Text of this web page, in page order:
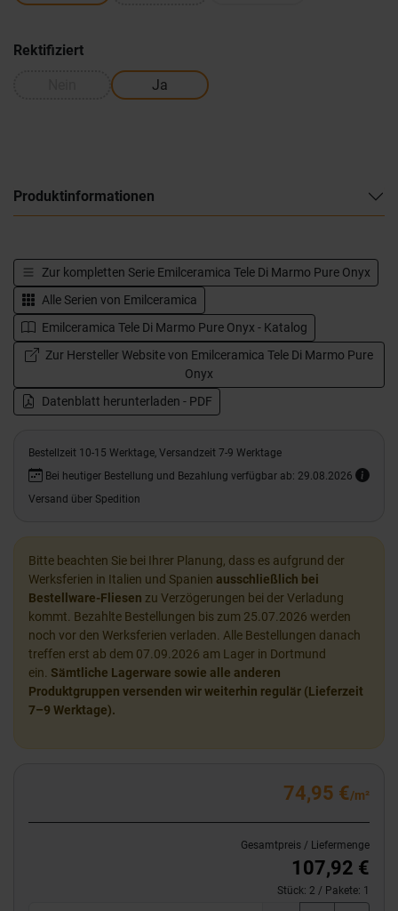
Rektifiziert
Ja
Produktinformationen
Zur kompletten Serie Emilceramica Tele Di Marmo Pure Onyx
Alle Serien von Emilceramica
Emilceramica Tele Di Marmo Pure Onyx - Katalog
Zur Hersteller Website von Emilceramica Tele Di Marmo Pure
Onyx
Datenblatt herunterladen - PDF
Bestellzeit 10-15 Werktage, Versandzeit 7-9 Werktage
Bei heutiger Bestellung und Bezahlung verfügbar ab: 29.08.2026
Versand über Spedition
Bitte beachten Sie bei Ihrer Planung, dass es aufgrund der
Werksferien in Italien und Spanien ausschließlich bei
Bestellware-Fliesen zu Verzögerungen bei der Verladung
kommt. Bezahlte Bestellungen bis zum 25.07.2026 werden
noch vor den Werksferien verladen. Alle Bestellungen danach
treffen erst ab dem 07.09.2026 am Lager in Dortmund
ein. Sämtliche Lagerware sowie alle anderen
Produktgruppen versenden wir weiterhin regulär (Lieferzeit
7–9 Werktage).
74,95 €/m²
Gesamtpreis / Liefermenge
107,92 €
Stück: 2 / Pakete: 1